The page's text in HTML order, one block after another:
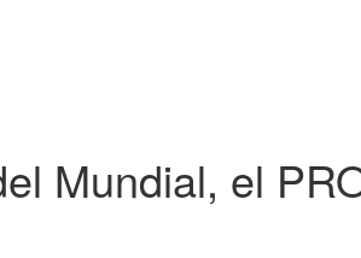
Mundial, el